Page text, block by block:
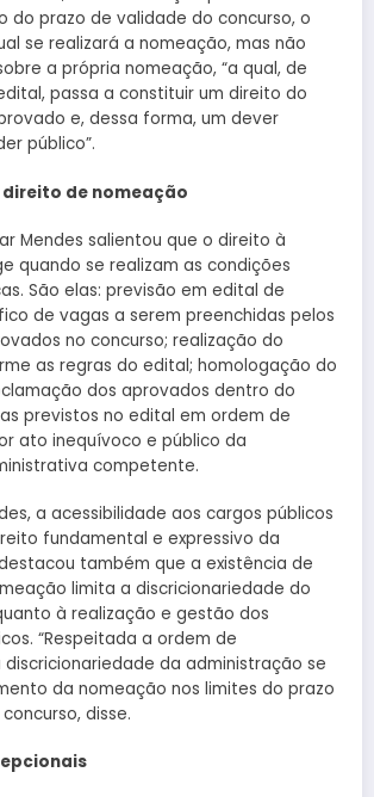
do prazo de validade do concurso, o
se realizará a nomeação, mas não
a própria nomeação, “a qual, de
passa a constituir um direito do
e, dessa forma, um dever
público”.
de nomeação
Mendes salientou que o direito à
quando se realizam as condições
São elas: previsão em edital de
de vagas a serem preenchidas pelos
no concurso; realização do
as regras do edital; homologação do
dos aprovados dentro do
previstos no edital em ordem de
ato inequívoco e público da
competente.
a acessibilidade aos cargos públicos
fundamental e expressivo da
também que a existência de
limita a discricionariedade do
à realização e gestão dos
“Respeitada a ordem de
da administração se
da nomeação nos limites do prazo
disse.